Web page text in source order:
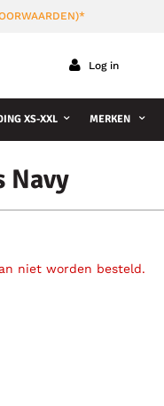
Log in
XS-XXL MERKEN
Navy
niet worden besteld.